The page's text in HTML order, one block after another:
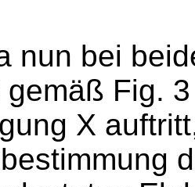
nun bei
gemäß Fig.
X